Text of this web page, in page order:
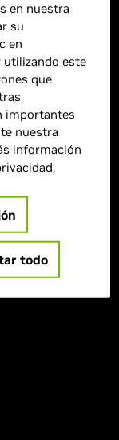
en nuestra
su
en
utilizando este
que
importantes
nuestra
información
todo